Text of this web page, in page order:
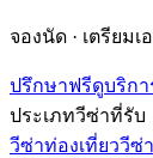
จองนัด · เตรียม
ปรึกษาฟรีดูบริกา
ประเภทวีซ่าที่รับ
วีซ่าท่องเที่ยววีซ่